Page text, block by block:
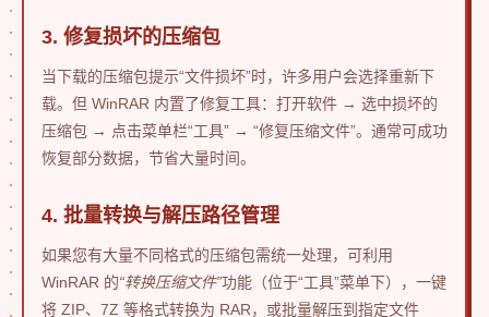
3. 修复损坏的压缩包
当下载的压缩包提示“文件损坏”时，许多用户会选择重新下
载。但 WinRAR 内置了修复工具：打开软件 → 选中损坏的
压缩包 → 点击菜单栏“工具” → “修复压缩文件”。通常可成功
恢复部分数据，节省大量时间。
4. 批量转换与解压路径管理
如果您有大量不同格式的压缩包需统一处理，可利用
WinRAR 的“转换压缩文件”功能（位于“工具”菜单下），一键
将 ZIP、7Z 等格式转换为 RAR，或批量解压到指定文件